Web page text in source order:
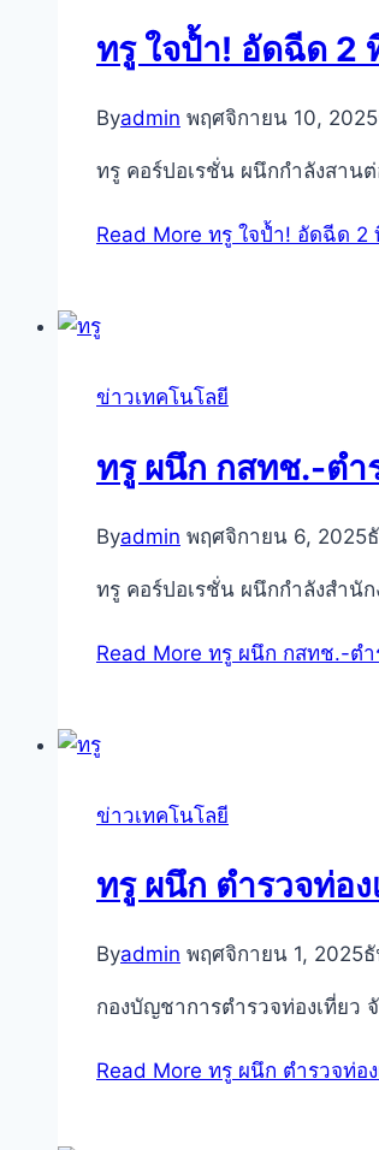
ทรู ใจป้ำ! อัดฉีด 2
Byadmin พฤศจิกายน 10, 2025
ทรู คอร์ปอเรชั่น ผนึกกำลังสาน
Read More ทรู ใจป้ำ! อัดฉีด 2
ข่าวเทคโนโลยี
ทรู ผนึก กสทช.-ตำ
Byadmin พฤศจิกายน 6, 2025
ทรู คอร์ปอเรชั่น ผนึกกำลังสำนั
Read More ทรู ผนึก กสทช.-ตำ
ข่าวเทคโนโลยี
ทรู ผนึก ตำรวจท่อ
Byadmin พฤศจิกายน 1, 2025
กองบัญชาการตำรวจท่องเที่ยว
Read More ทรู ผนึก ตำรวจท่อ